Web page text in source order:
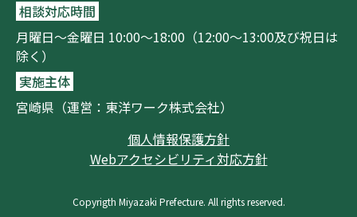
相談対応時間
月曜日～金曜日 10:00～18:00（12:00～13:00及び祝日は
除く）
実施主体
宮崎県（運営：東洋ワーク株式会社）
個人情報保護方針
Webアクセシビリティ対応方針
Copyrigth Miyazaki Prefecture. All rights reserved.